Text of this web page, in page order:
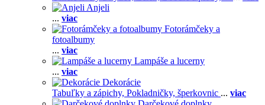
Anjeli
... viac
Fotorámčeky a
fotoalbumy
... viac
Lampáše a lucerny
... viac
Dekorácie
Tabuľky a zápichy, Pokladničky, šperkovnic ... viac